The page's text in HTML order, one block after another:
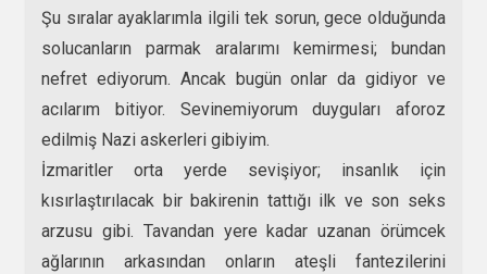
Şu sıralar ayaklarımla ilgili tek sorun, gece olduğunda
solucanların parmak aralarımı kemirmesi; bundan
nefret ediyorum. Ancak bugün onlar da gidiyor ve
acılarım bitiyor. Sevinemiyorum duyguları aforoz
edilmiş Nazi askerleri gibiyim.
İzmaritler orta yerde sevişiyor; insanlık için
kısırlaştırılacak bir bakirenin tattığı ilk ve son seks
arzusu gibi. Tavandan yere kadar uzanan örümcek
ağlarının arkasından onların ateşli fantezilerini